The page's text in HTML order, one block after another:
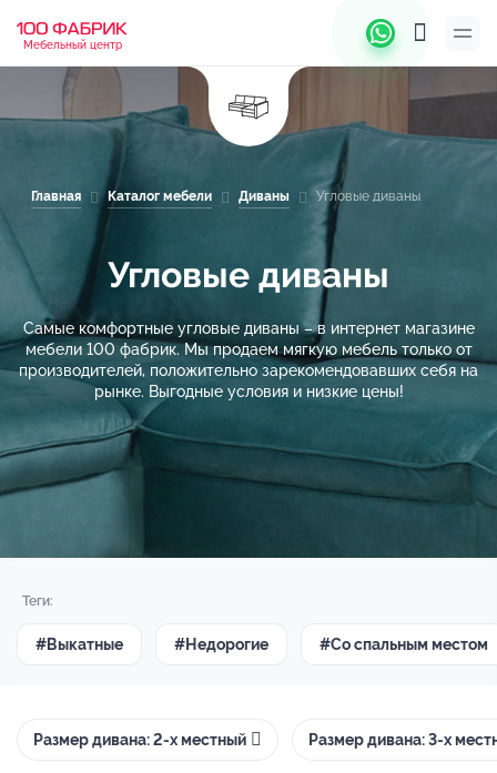
Мебельный центр
Главная Каталог мебели Диваны Угловые диваны
Угловые диваны
Самые комфортные угловые диваны – в интернет магазине
мебели 100 фабрик. Мы продаем мягкую мебель только от
производителей, положительно зарекомендовавших себя на
рынке. Выгодные условия и низкие цены!
Теги:
#Выкатные #Недорогие #Со спальным местом
Размер дивана: 2-х местный Размер дивана: 3-х